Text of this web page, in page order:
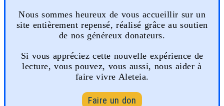
Nous sommes heureux de vous accueillir sur un
site entièrement repensé, réalisé grâce au soutien
de nos généreux donateurs.
Si vous appréciez cette nouvelle expérience de
lecture, vous pouvez, vous aussi, nous aider à
faire vivre Aleteia.
Faire un don